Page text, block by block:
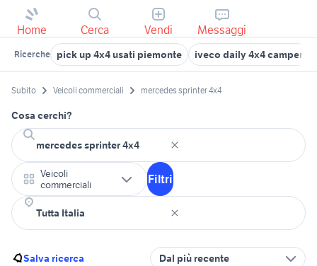
Home Cerca Vendi Messaggi
Ricerche pick up 4x4 usati piemonte iveco daily 4x4 camper
Subito Veicoli commerciali mercedes sprinter 4x4
Cosa cerchi?
Veicoli
commerciali
Filtri
Salva ricerca Dal più recente